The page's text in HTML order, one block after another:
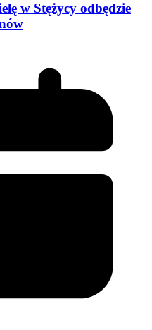
w Stężycy odbędzie